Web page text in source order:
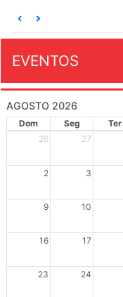
EVENTOS
AGOSTO 2026
Dom Seg Ter
26
27
2 3
9 10
16 17
23 24